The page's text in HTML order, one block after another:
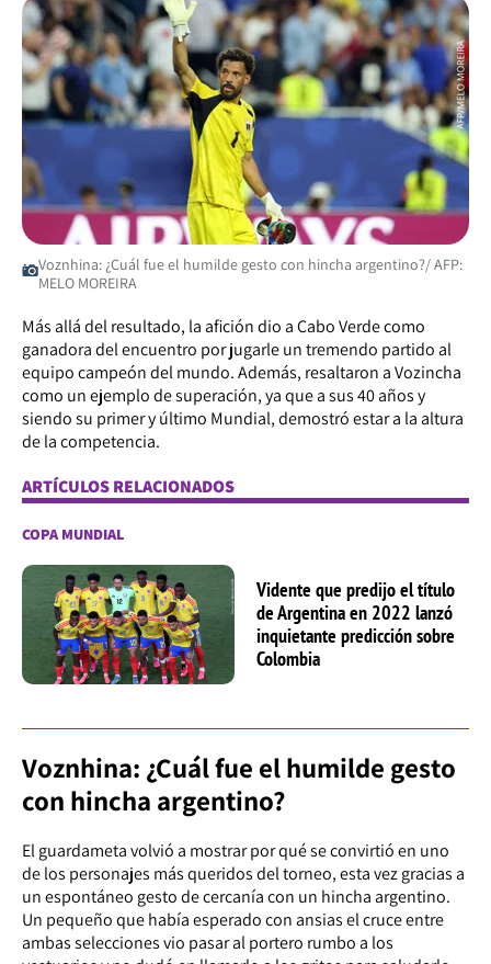
Voznhina: ¿Cuál fue el humilde gesto con hincha argentino?/ AFP:
MELO MOREIRA
Más allá del resultado, la afición dio a Cabo Verde como
ganadora del encuentro por jugarle un tremendo partido al
equipo campeón del mundo. Además, resaltaron a Vozincha
como un ejemplo de superación, ya que a sus 40 años y
siendo su primer y último Mundial, demostró estar a la altura
de la competencia.
ARTÍCULOS RELACIONADOS
COPA MUNDIAL
Vidente que predijo el título
de Argentina en 2022 lanzó
inquietante predicción sobre
Colombia
Voznhina: ¿Cuál fue el humilde gesto
con hincha argentino?
El guardameta volvió a mostrar por qué se convirtió en uno
de los personajes más queridos del torneo, esta vez gracias a
un espontáneo gesto de cercanía con un hincha argentino.
Un pequeño que había esperado con ansias el cruce entre
ambas selecciones vio pasar al portero rumbo a los